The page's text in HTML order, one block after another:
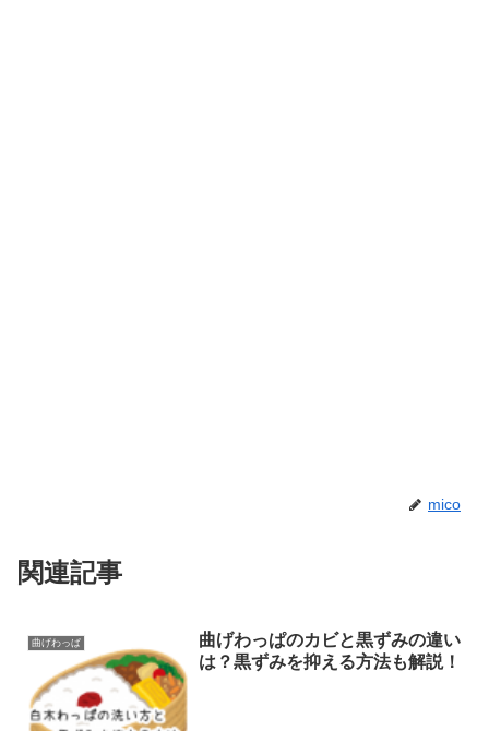
mico
関連記事
曲げわっぱ
曲げわっぱのカビと黒ずみの違い
は？黒ずみを抑える方法も解説！